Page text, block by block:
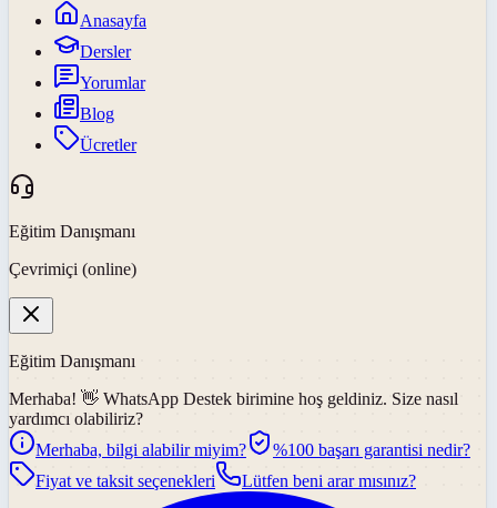
Anasayfa
Dersler
Yorumlar
Blog
Ücretler
Eğitim Danışmanı
Çevrimiçi (online)
Eğitim Danışmanı
Merhaba! 👋 WhatsApp Destek birimine hoş geldiniz. Size nasıl
yardımcı olabiliriz?
Merhaba, bilgi alabilir miyim?
%100 başarı garantisi nedir?
Fiyat ve taksit seçenekleri
Lütfen beni arar mısınız?